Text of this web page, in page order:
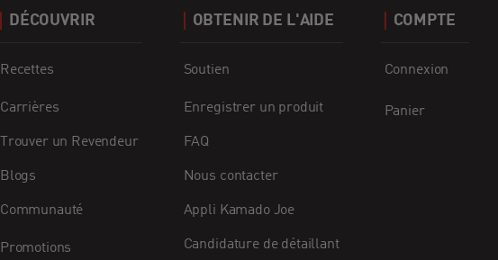
DÉCOUVRIR
Recettes
Carrières
Trouver un Revendeur
Blogs
Communauté
Promotions
OBTENIR DE L'AIDE
Soutien
Enregistrer un produit
FAQ
Nous contacter
Appli Kamado Joe
Candidature de détaillant
COMPTE
Connexion
Panier